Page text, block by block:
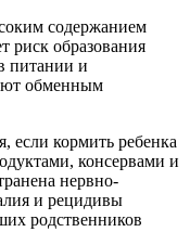
содержанием
риск образования
питании и
обменным
если кормить ребенка
консервами и
нервно-
и рецидивы
родственников